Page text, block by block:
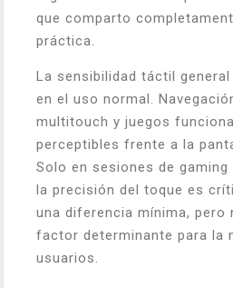
que comparto
práctica.
La sensibilidad táctil
en el uso normal.
multitouch y juegos
perceptibles frente a la
Solo en sesiones de
la precisión del toque es
una diferencia mínima, pero
factor determinante para la
usuarios.